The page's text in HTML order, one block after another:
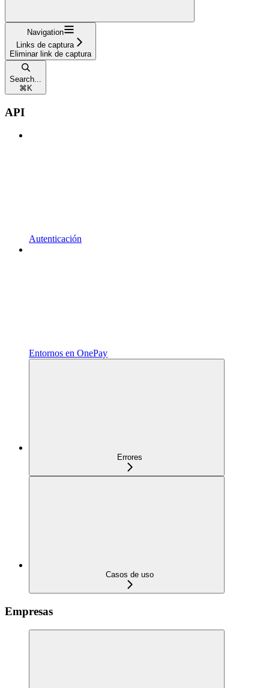
Navigation
Links de captura
Eliminar link de captura
Search...
⌘ K
API
Autenticación
Entornos en OnePay
Errores
Casos de uso
Empresas